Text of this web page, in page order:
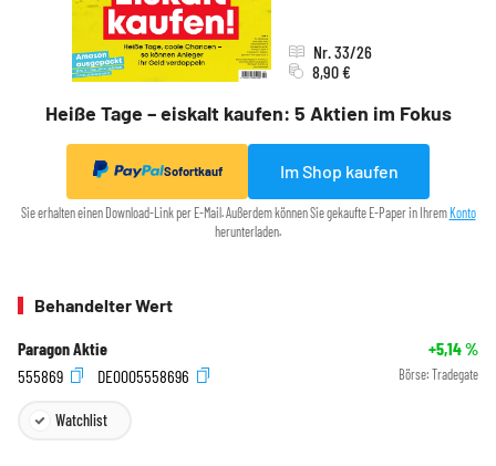
Heiße Tage – eiskalt kaufen: 5 Aktien im Fokus
Nr. 33/26
8,90 €
Sofortkauf Im Shop kaufen
Sie erhalten einen Download-Link per E-Mail. Außerdem können Sie gekaufte E-Paper in IhremKonto
herunterladen.
Behandelter Wert
Paragon Aktie +5,14%
555869
DE0005558696 Börse: Tradegate
Watchlist